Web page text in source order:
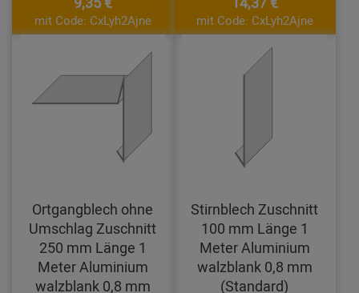
mit Code: CxLyh2Ajne mit Code: CxLyh2Ajne
Ortgangblech ohne
Umschlag Zuschnitt
250 mm Länge 1
Meter Aluminium
walzblank 0,8 mm
Stirnblech Zuschnitt
100 mm Länge 1
Meter Aluminium
walzblank 0,8 mm
(Standard)